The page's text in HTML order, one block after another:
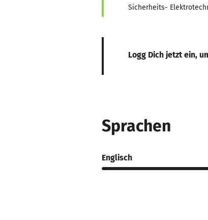
Sicherheits-
Logg Dich jetzt ein,
Sprachen
Englisch